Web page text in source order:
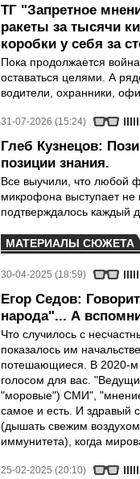
ТГ "Запретное
ракеты за тысячи
коробки у себя за
Пока продолжается
оставаться целями. А
водители, охранники,
31-07-2026 (15:24)
Глеб Кузнецов:
позиции знания.
Все выучили, что любой
микрофона выступает не
подтверждалось каждый
МАТЕРИАЛЫ СЮЖЕТА
30-04-2025 (18:59)
Егор Седов:
народа"... А
Что случилось с
показалось им
потешающиеся. В 2020-м
голосом для вас.
"моровые") СМИ",
самое и есть. И здравый
(дышать свежим
иммунитета), когда
25-02-2025 (20:10)